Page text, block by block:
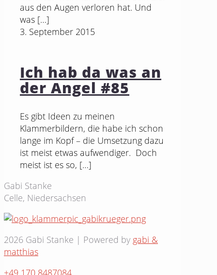
aus den Augen verloren hat. Und
was […]
3. September 2015
Ich hab da was an
der Angel #85
Es gibt Ideen zu meinen
Klammerbildern, die habe ich schon
lange im Kopf – die Umsetzung dazu
ist meist etwas aufwendiger. Doch
meist ist es so, […]
Gabi Stanke
Celle, Niedersachsen
2026 Gabi Stanke | Powered by gabi &
matthias
+49 170 8487084